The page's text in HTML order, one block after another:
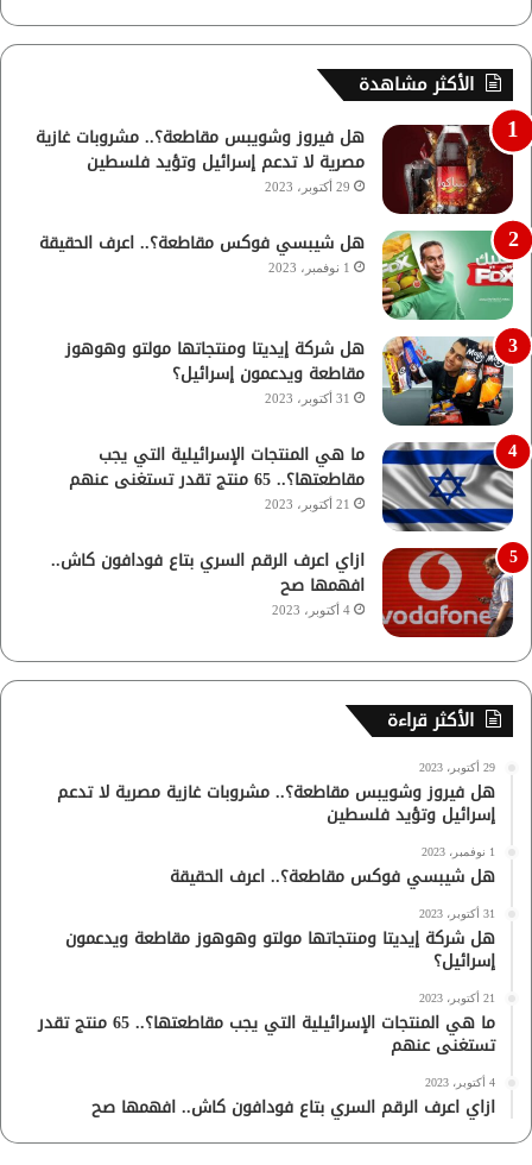
الأكثر مشاهدة
هل فيروز وشويبس مقاطعة؟.. مشروبات غازية
مصرية لا تدعم إسرائيل وتؤيد فلسطين
29 أكتوبر، 2023
هل شيبسي فوكس مقاطعة؟.. اعرف الحقيقة
1 نوفمبر، 2023
هل شركة إيديتا ومنتجاتها مولتو وهوهوز
مقاطعة ويدعمون إسرائيل؟
31 أكتوبر، 2023
ما هي المنتجات الإسرائيلية التي يجب
مقاطعتها؟.. 65 منتج تقدر تستغنى عنهم
21 أكتوبر، 2023
ازاي اعرف الرقم السري بتاع فودافون كاش..
افهمها صح
4 أكتوبر، 2023
الأكثر قراءة
29 أكتوبر، 2023
هل فيروز وشويبس مقاطعة؟.. مشروبات غازية مصرية لا تدعم
إسرائيل وتؤيد فلسطين
1 نوفمبر، 2023
هل شيبسي فوكس مقاطعة؟.. اعرف الحقيقة
31 أكتوبر، 2023
هل شركة إيديتا ومنتجاتها مولتو وهوهوز مقاطعة ويدعمون
إسرائيل؟
21 أكتوبر، 2023
ما هي المنتجات الإسرائيلية التي يجب مقاطعتها؟.. 65 منتج تقدر
تستغنى عنهم
4 أكتوبر، 2023
ازاي اعرف الرقم السري بتاع فودافون كاش.. افهمها صح